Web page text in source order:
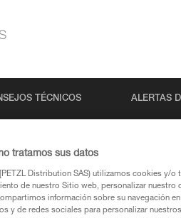
TÉCNICOS ALERTAS
tratamos sus datos
Distribution SAS) utilizamos cookies y/
de nuestro Sitio web, personalizar nuestro
información sobre su navegación
y de redes sociales para personalizar